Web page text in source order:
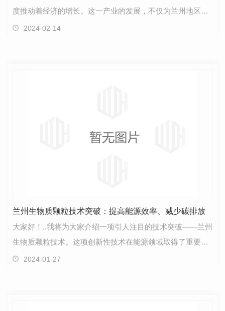
度推动着经济的增长。这一产业的发展，不仅为兰州地区带
来了丰富的经济效益，也为环境保护做出了积极贡献。…
2024-02-14
兰州生物质颗粒技术突破：提高能源效率、减少碳排放
大家好！..我将为大家介绍一项引人注目的技术突破——兰州
生物质颗粒技术。这项创新性技术在能源领域取得了重要进
展，为我们迈向可持续发展做出了积极贡献。随着.…
2024-01-27